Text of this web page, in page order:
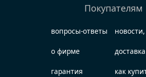
Покупателям
вопросы-ответы
о фирме
гарантия
доставка
как